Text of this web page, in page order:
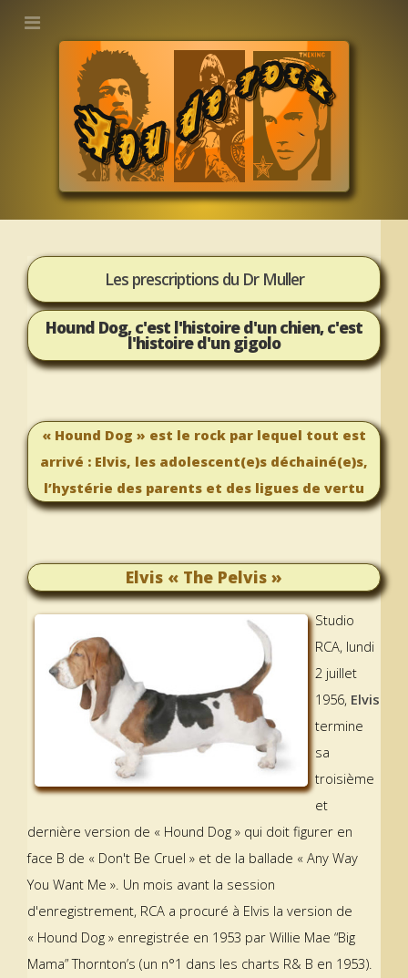
Les prescriptions du Dr Muller
Hound Dog, c'est l'histoire d'un chien, c'est
l'histoire d'un gigolo
« Hound Dog » est le rock par lequel tout est
arrivé : Elvis, les adolescent(e)s déchainé(e)s,
l’hystérie des parents et des ligues de vertu
Elvis « The Pelvis »
Studio
RCA, lundi
2 juillet
1956, Elvis
termine
sa
troisième
et
dernière version de « Hound Dog » qui doit figurer en
face B de « Don't Be Cruel » et de la ballade « Any Way
You Want Me ». Un mois avant la session
d'enregistrement, RCA a procuré à Elvis la version de
« Hound Dog » enregistrée en 1953 par Willie Mae “Big
Mama” Thornton’s (un n°1 dans les charts R& B en 1953).